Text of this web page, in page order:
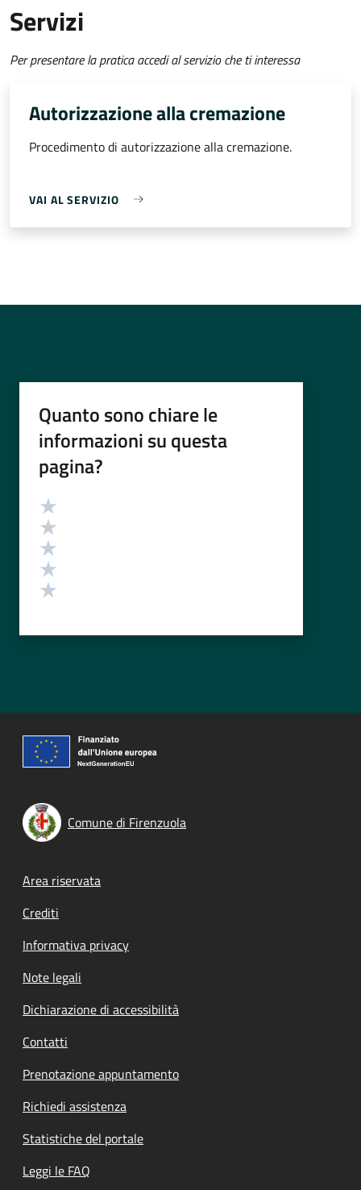
Servizi
Per presentare la pratica accedi al servizio che ti interessa
Autorizzazione alla cremazione
Procedimento di autorizzazione alla cremazione.
VAI AL SERVIZIO
Quanto sono chiare le
informazioni su questa
pagina?
Valutazione
Comune di Firenzuola
Footer menu
Area riservata
Crediti
Informativa privacy
Note legali
Dichiarazione di accessibilità
Contatti
Prenotazione appuntamento
Richiedi assistenza
Statistiche del portale
Leggi le FAQ